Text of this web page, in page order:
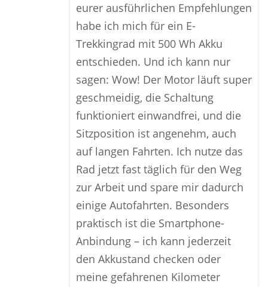
eurer ausführlichen Empfehlungen
habe ich mich für ein E-
Trekkingrad mit 500 Wh Akku
entschieden. Und ich kann nur
sagen: Wow! Der Motor läuft super
geschmeidig, die Schaltung
funktioniert einwandfrei, und die
Sitzposition ist angenehm, auch
auf langen Fahrten. Ich nutze das
Rad jetzt fast täglich für den Weg
zur Arbeit und spare mir dadurch
einige Autofahrten. Besonders
praktisch ist die Smartphone-
Anbindung – ich kann jederzeit
den Akkustand checken oder
meine gefahrenen Kilometer